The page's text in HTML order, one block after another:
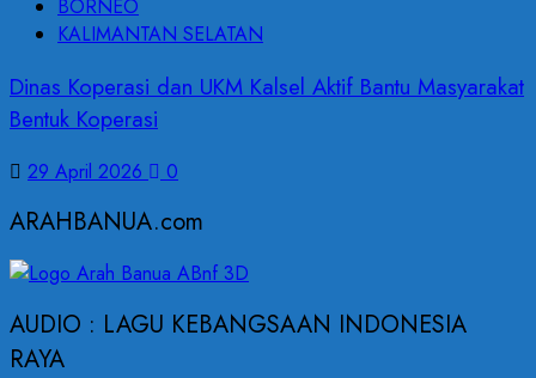
BORNEO
KALIMANTAN SELATAN
Dinas Koperasi dan UKM Kalsel Aktif Bantu Masyarakat
Bentuk Koperasi
29 April 2026 0
ARAHBANUA.com
AUDIO : LAGU KEBANGSAAN INDONESIA
RAYA